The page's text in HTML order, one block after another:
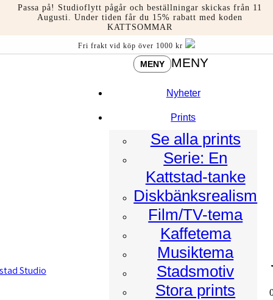
HoppaPassa på! Studioflytt pågår och beställningar skickas från 11
Augusti. Under tiden får du 15% rabatt med koden
KATTSOMMAR
Fri frakt vid köp över 1000 kr
MENY MENY
Nyheter
Prints
Se alla prints
Serie: En
Kattstad-tanke
Diskbänksrealism
Film/TV-tema
Kaffetema
Musiktema
Stadsmotiv
Stora prints